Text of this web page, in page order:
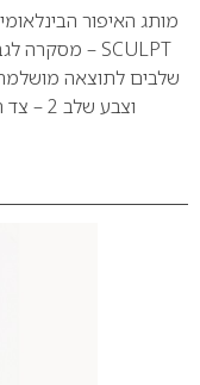
וצבע שלב 2 – צד המברשת – מקבע ומעצב התוצאה:…